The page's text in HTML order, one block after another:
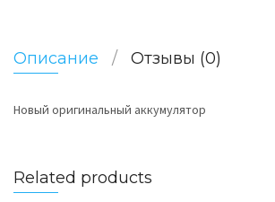
Описание Отзывы (0)
Новый оригинальный аккумулятор
Related products